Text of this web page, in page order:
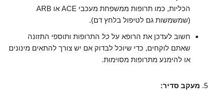
הכליות, כמו תרופות ממשפחת מעכבי ACE או ARB
(שמשמשות גם לטיפול בלחץ דם).
חשוב לעדכן את הרופא על כל התרופות ותוספי התזונה
שאתם לוקחים, כדי שיוכל לבדוק אם יש צורך להתאים מינונים
או להימנע מתרופות מסוימות.
מעקב סדיר: